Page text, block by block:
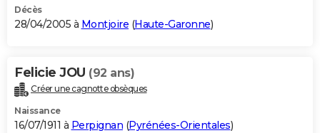
Décès
28/04/2005 à Montjoire (Haute-Garonne)
Felicie JOU (92 ans)
Créer une cagnotte obsèques
Naissance
16/07/1911 à Perpignan (Pyrénées-Orientales)